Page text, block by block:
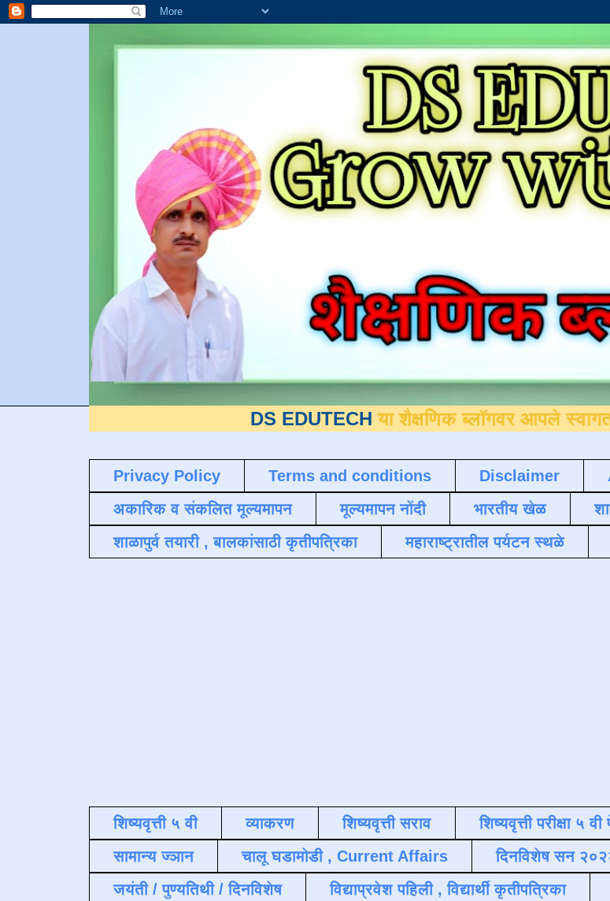
DS EDUTECH या शैक्षणिक ब्लॉगवर आपले स्वागत आहे,
Privacy Policy Terms and conditions Disclaimer
अकारिक व संकलित मूल्यमापन
मूल्यमापन नोंदी भारतीय खेळ
शाळापुर्व तयारी , बालकांसाठी कृतीपत्रिका
महाराष्ट्रातील पर्यटन स्थळे
शिष्यवृत्ती ५ वी व्याकरण शिष्यवृत्ती सराव शिष्यवृत्ती परीक्षा ५ वी
सामान्य ज्ञान
चालू घडामोडी , Current Affairs दिनविशेष सन
जयंती / पुण्यतिथी / दिनविशेष
विद्याप्रवेश पहिली , विद्यार्थी कृतीपत्रिका